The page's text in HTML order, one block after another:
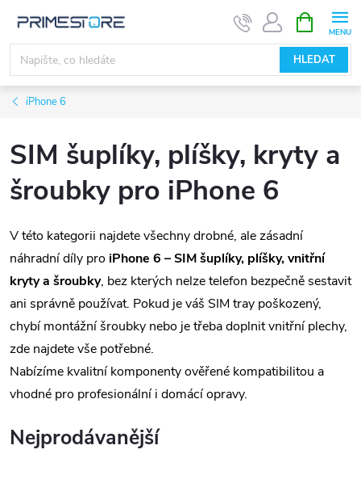
obsah
HLEDAT
NÁKUPNÍ
KOŠÍK
iPhone 6
SIM šuplíky, plíšky, kryty a
šroubky pro iPhone 6
V této kategorii najdete všechny drobné, ale zásadní
náhradní díly pro iPhone 6 – SIM šuplíky, plíšky, vnitřní
kryty a šroubky, bez kterých nelze telefon bezpečně sestavit
ani správně používat. Pokud je váš SIM tray poškozený,
chybí montážní šroubky nebo je třeba doplnit vnitřní plechy,
zde najdete vše potřebné.
Nabízíme kvalitní komponenty ověřené kompatibilitou a
vhodné pro profesionální i domácí opravy.
Nejprodávanější